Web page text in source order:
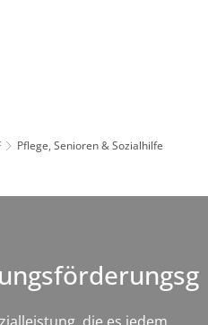
Pflege, Senioren & Sozialhilfe